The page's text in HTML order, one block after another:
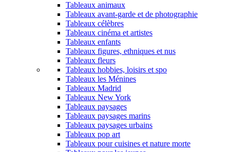
Tableaux animaux
Tableaux avant-garde et de photographie
Tableaux célèbres
Tableaux cinéma et artistes
Tableaux enfants
Tableaux figures, ethniques et nus
Tableaux fleurs
Tableaux hobbies, loisirs et spo
Tableaux les Ménines
Tableaux Madrid
Tableaux New York
Tableaux paysages
Tableaux paysages marins
Tableaux paysages urbains
Tableaux pop art
Tableaux pour cuisines et nature morte